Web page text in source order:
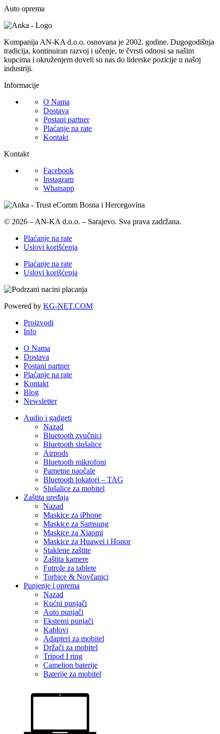
Auto oprema
Kompanija AN-KA d.o.o. osnovana je 2002. godine. Dugogodišnja
tradicija, kontinuiran razvoj i učenje, te čvrsti odnosi sa našim
kupcima i okruženjem doveli su nas do liderske pozicije u našoj
industriji.
Informacije
O Nama
Dostava
Postani partner
Plaćanje na rate
Kontakt
Kontakt
Facebook
Instagram
Whatsapp
© 2026 – AN-KA d.o.o. – Sarajevo. Sva prava zadržana.
Plaćanje na rate
Uslovi korišćenja
Plaćanje na rate
Uslovi korišćenja
Powered by KG-NET.COM
Proizvodi
Info
O Nama
Dostava
Postani partner
Plaćanje na rate
Kontakt
Blog
Newsletter
Audio i gadgeti
Nazad
Bluetooth zvučnici
Bluetooth slušalice
Airpods
Bluetooth mikrofoni
Pametne naočale
Bluetooth lokatori – TAG
Slušalice za mobitel
Zaštita uređaja
Nazad
Maskice za iPhone
Maskice za Samsung
Maskice za Xiaomi
Maskice za Huawei i Honor
Staklene zaštite
Zaštita kamere
Futrole za tablete
Torbice & Novčanici
Punjenje i oprema
Nazad
Kućni punjači
Auto punjači
Eksterni punjači
Kablovi
Adapteri za mobitel
Držači za mobitel
Tripod I ring
Camelion baterije
Baterije za mobitel